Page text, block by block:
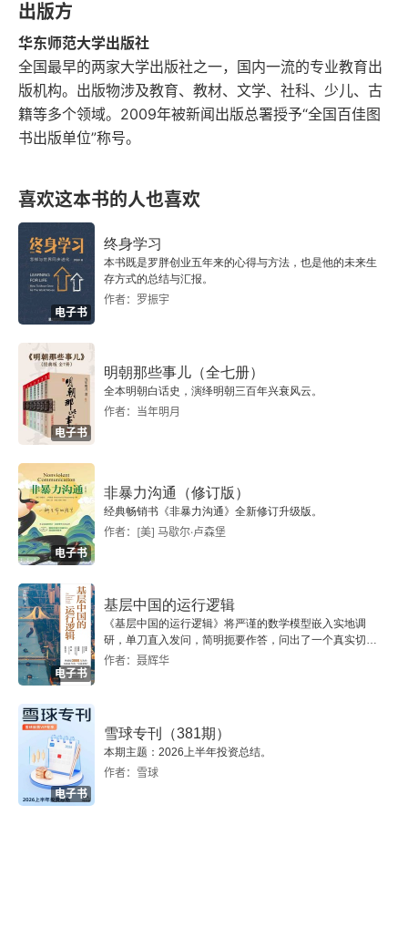
介之推不言禄僖公二十四年（前636年）
展喜犒師僖公二十六年（前634年）
城濮之戰僖公二十八年（前632年）
秦師襲鄭僖公三十三年（前627年）
原軫敗秦師于殽僖公三十三年（前627年）
秦康公送公子雍于晉文公七年（前620年）
河曲之役文公十二年（前615年）
士會歸晉文公十三年（前614年）
楚人滅庸文公十六年（前611年）
鄭子家抗晉文公十七年（前610年）
晉靈公不君宣公二年（前607年）
楚子問鼎宣公三年（前606年）
鄭穆公刈蘭宣公三年（前606年）
解揚將命宣公十五年（前594年）
鞌之戰成公二年（前589年）
出版方
华东师范大学出版社
全国最早的两家大学出版社之一，国内一流的专业教育出
版机构。出版物涉及教育、教材、文学、社科、少儿、古
籍等多个领域。2009年被新闻出版总署授予“全国百佳图
书出版单位”称号。
喜欢这本书的人也喜欢
电子书
终身学习
本书既是罗胖创业五年来的心得与方法，也是他的未来生
存方式的总结与汇报。
作者：罗振宇
电子书
明朝那些事儿（全七册）
全本明朝白话史，演绎明朝三百年兴衰风云。
作者：当年明月
电子书
非暴力沟通（修订版）
经典畅销书《非暴力沟通》全新修订升级版。
作者：[美] 马歇尔·卢森堡
电子书
基层中国的运行逻辑
《基层中国的运行逻辑》将严谨的数学模型嵌入实地调
研，单刀直入发问，简明扼要作答，问出了一个真实切近
的基层中国。
作者：聂辉华
电子书
雪球专刊（381期）
本期主题：2026上半年投资总结。
作者：雪球